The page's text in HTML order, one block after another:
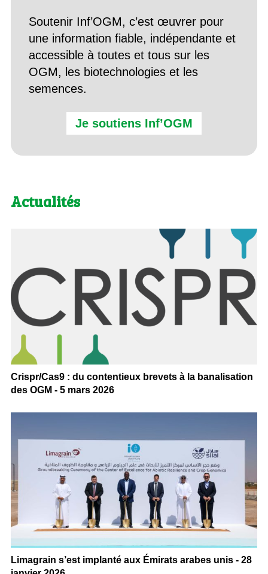
Soutenir Inf’OGM, c’est œuvrer pour
une information fiable, indépendante et
accessible à toutes et tous sur les
OGM, les biotechnologies et les
semences.
Je soutiens Inf’OGM
Actualités
Crispr/Cas9 : du contentieux brevets à la banalisation
des OGM - 5 mars 2026
Limagrain s’est implanté aux Émirats arabes unis - 28